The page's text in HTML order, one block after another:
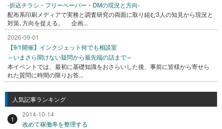
-折込チラシ・フリーペーパー・DMの現況と方向-
配布系印刷メディアで実務と調査研究の両面に取り組む3人の知見から現況と
対策､方向を捉える。 企画...
2026-09-01
【9/1開催】インクジェット何でも相談室
～いまさら聞けない疑問から最先端の話まで～
本イベントでは、最初に基礎知識をおさらいした後、事前に皆様から寄せら
れた質問に時間の限りお答...
人気記事ランキング
1
2014-10-14
改めて稼働率を整理する